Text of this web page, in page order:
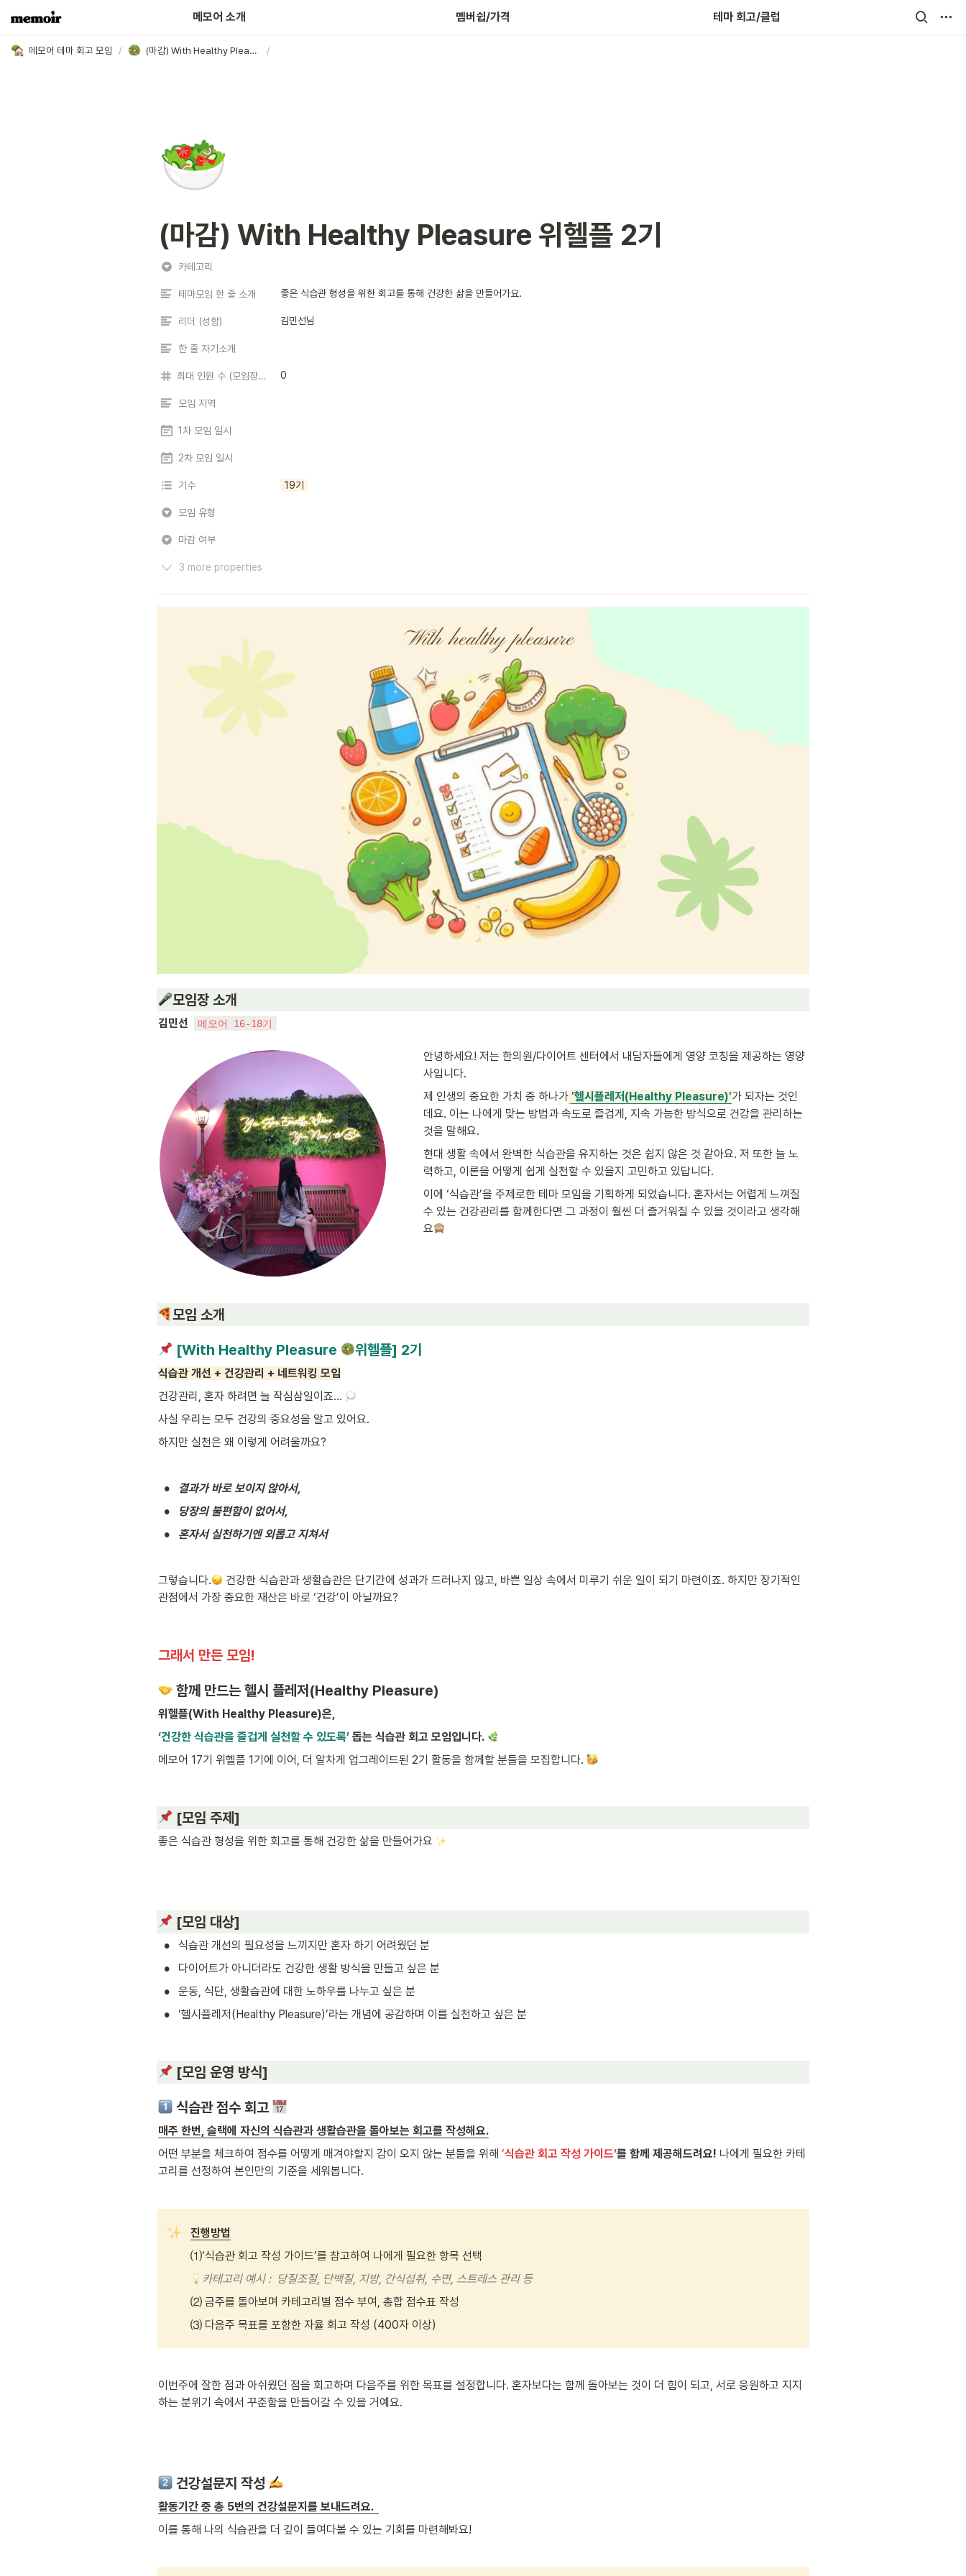
메모어 소개 멤버쉽/가격 테마 회고/클럽
메모어 테마 회고 모임 / (마감) With Healthy Pleasure 위헬플 2기 /
어떤 분들이 함께하고 있나요? 나의 보증금 확인하기 회고인(人)터뷰
🥗
(마감) With Healthy Pleasure 위헬플 2기
카테고리
테마모임 한 줄 소개 좋은 식습관 형성을 위한 회고를 통해 건강한 삶을 만들어가요.
리더 (성함) 김민선님
한 줄 자기소개
최대 인원 수 (모임장 포함) 0
모임 지역
1차 모임 일시
2차 모임 일시
기수 19기
모임 유형
마감 여부
3 more properties
모임장 소개
김민선 메모어 16-18기
안녕하세요! 저는 한의원/다이어트 센터에서 내담자들에게 영양 코칭을 제공하는 영양
사입니다.
제 인생의 중요한 가치 중 하나가 '헬시플레저(Healthy Pleasure)'가 되자는 것인
데요. 이는 나에게 맞는 방법과 속도로 즐겁게, 지속 가능한 방식으로 건강을 관리하는
것을 말해요.
현대 생활 속에서 완벽한 식습관을 유지하는 것은 쉽지 않은 것 같아요. 저 또한 늘 노
력하고, 이론을 어떻게 쉽게 실천할 수 있을지 고민하고 있답니다.
이에 ‘식습관’을 주제로한 테마 모임을 기획하게 되었습니다. 혼자서는 어렵게 느껴질
수 있는 건강관리를 함께한다면 그 과정이 훨씬 더 즐거워질 수 있을 것이라고 생각해
요
모임 소개
[With Healthy Pleasure 위헬플] 2기
식습관 개선 + 건강관리 + 네트워킹 모임
건강관리, 혼자 하려면 늘 작심삼일이죠…
사실 우리는 모두 건강의 중요성을 알고 있어요.
하지만 실천은 왜 이렇게 어려울까요?
• 결과가 바로 보이지 않아서,
• 당장의 불편함이 없어서,
• 혼자서 실천하기엔 외롭고 지쳐서
그렇습니다.
건강한 식습관과 생활습관은 단기간에 성과가 드러나지 않고, 바쁜 일상 속에서 미루기 쉬운 일이 되기 마련이죠. 하지만 장기적인
관점에서 가장 중요한 재산은 바로 ‘건강’이 아닐까요?
그래서 만든 모임!
함께 만드는 헬시 플레저(Healthy Pleasure)
위헬플(With Healthy Pleasure)은,
‘건강한 식습관을 즐겁게 실천할 수 있도록’ 돕는 식습관 회고 모임입니다.
메모어 17기 위헬플 1기에 이어, 더 알차게 업그레이드된 2기 활동을 함께할 분들을 모집합니다.
[모임 주제]
좋은 식습관 형성을 위한 회고를 통해 건강한 삶을 만들어가요
[모임 대상]
• 식습관 개선의 필요성을 느끼지만 혼자 하기 어려웠던 분
• 다이어트가 아니더라도 건강한 생활 방식을 만들고 싶은 분
• 운동, 식단, 생활습관에 대한 노하우를 나누고 싶은 분
• ‘헬시플레저(Healthy Pleasure)’라는 개념에 공감하며 이를 실천하고 싶은 분
[모임 운영 방식]
식습관 점수 회고
매주 한번, 슬랙에 자신의 식습관과 생활습관을 돌아보는 회고를 작성해요.
어떤 부분을 체크하여 점수를 어떻게 매겨야할지 감이 오지 않는 분들을 위해 ‘식습관 회고 작성 가이드’를 함께 제공해드려요! 나에게 필요한 카테
고리를 선정하여 본인만의 기준을 세워봅니다.
진행방법
⑴‘식습관 회고 작성 가이드’를 참고하여 나에게 필요한 항목 선택
카테고리 예시 : 당질조절, 단백질, 지방, 간식섭취, 수면, 스트레스 관리 등
⑵ 금주를 돌아보며 카테고리별 점수 부여, 총합 점수표 작성
⑶ 다음주 목표를 포함한 자율 회고 작성 (400자 이상)
이번주에 잘한 점과 아쉬웠던 점을 회고하며 다음주를 위한 목표를 설정합니다. 혼자보다는 함께 돌아보는 것이 더 힘이 되고, 서로 응원하고 지지
하는 분위기 속에서 꾸준함을 만들어갈 수 있을 거예요.
건강설문지 작성
활동기간 중 총 5번의 건강설문지를 보내드려요.
이를 통해 나의 식습관을 더 깊이 들여다볼 수 있는 기회를 마련해봐요!